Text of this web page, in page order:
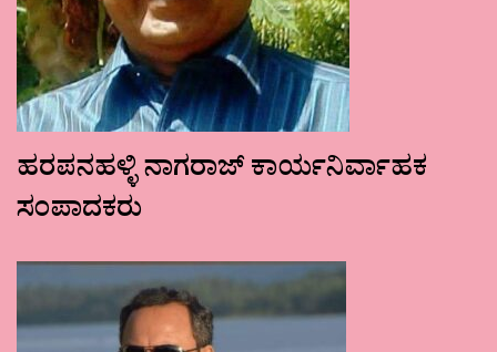
ಹರಪನಹಳ್ಳಿ ನಾಗರಾಜ್ ಕಾರ್ಯನಿರ್ವಾಹಕ
ಸಂಪಾದಕರು